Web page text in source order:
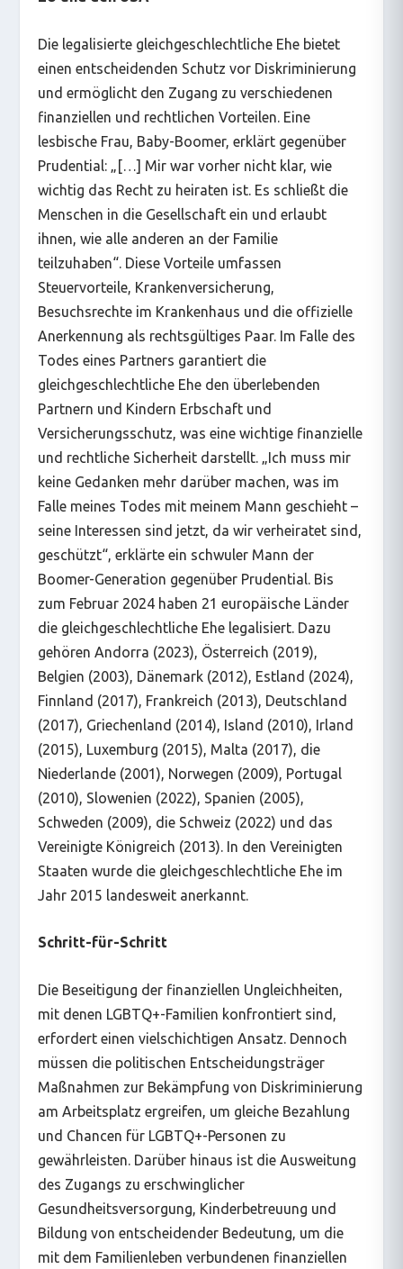
Die legalisierte gleichgeschlechtliche Ehe bietet
einen entscheidenden Schutz vor Diskriminierung
und ermöglicht den Zugang zu verschiedenen
finanziellen und rechtlichen Vorteilen. Eine
lesbische Frau, Baby-Boomer, erklärt gegenüber
Prudential: „[…] Mir war vorher nicht klar, wie
wichtig das Recht zu heiraten ist. Es schließt die
Menschen in die Gesellschaft ein und erlaubt
ihnen, wie alle anderen an der Familie
teilzuhaben“. Diese Vorteile umfassen
Steuervorteile, Krankenversicherung,
Besuchsrechte im Krankenhaus und die offizielle
Anerkennung als rechtsgültiges Paar. Im Falle des
Todes eines Partners garantiert die
gleichgeschlechtliche Ehe den überlebenden
Partnern und Kindern Erbschaft und
Versicherungsschutz, was eine wichtige finanzielle
und rechtliche Sicherheit darstellt. „Ich muss mir
keine Gedanken mehr darüber machen, was im
Falle meines Todes mit meinem Mann geschieht –
seine Interessen sind jetzt, da wir verheiratet sind,
geschützt“, erklärte ein schwuler Mann der
Boomer-Generation gegenüber Prudential. Bis
zum Februar 2024 haben 21 europäische Länder
die gleichgeschlechtliche Ehe legalisiert. Dazu
gehören Andorra (2023), Österreich (2019),
Belgien (2003), Dänemark (2012), Estland (2024),
Finnland (2017), Frankreich (2013), Deutschland
(2017), Griechenland (2014), Island (2010), Irland
(2015), Luxemburg (2015), Malta (2017), die
Niederlande (2001), Norwegen (2009), Portugal
(2010), Slowenien (2022), Spanien (2005),
Schweden (2009), die Schweiz (2022) und das
Vereinigte Königreich (2013). In den Vereinigten
Staaten wurde die gleichgeschlechtliche Ehe im
Jahr 2015 landesweit anerkannt.
Schritt-für-Schritt
Die Beseitigung der finanziellen Ungleichheiten,
mit denen LGBTQ+-Familien konfrontiert sind,
erfordert einen vielschichtigen Ansatz. Dennoch
müssen die politischen Entscheidungsträger
Maßnahmen zur Bekämpfung von Diskriminierung
am Arbeitsplatz ergreifen, um gleiche Bezahlung
und Chancen für LGBTQ+-Personen zu
gewährleisten. Darüber hinaus ist die Ausweitung
des Zugangs zu erschwinglicher
Gesundheitsversorgung, Kinderbetreuung und
Bildung von entscheidender Bedeutung, um die
mit dem Familienleben verbundenen finanziellen